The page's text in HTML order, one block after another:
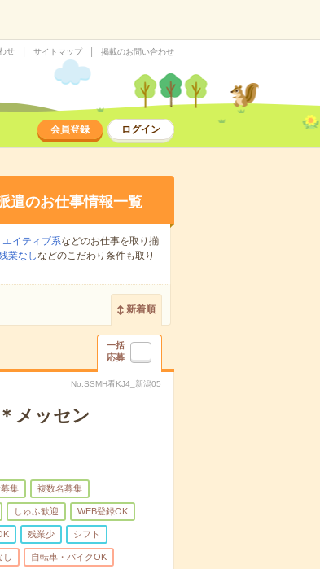
せ サイトマップ 掲載のお問い合わせ
会員登録 ログイン
遣のお仕事情報一覧
エイティブ系などのお仕事を取り揃
業なしなどのこだわり条件も取り
新着順
一括
応募
No.SSMH看KJ4_新潟05
メッセン
集 複数名募集
しゅふ歓迎 WEB登録OK
残業少 シフト
し 自転車・バイクOK